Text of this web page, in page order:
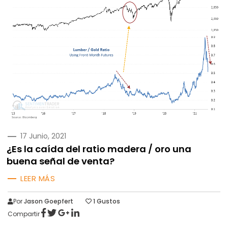
PUBLICADO
EN
17 Junio, 2021
¿Es la caída del ratio madera / oro una
buena señal de venta?
LEER MÁS
PorJason Goepfert 1 Gustos
Compartir